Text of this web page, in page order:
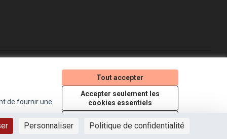
Personnaliser Politique de confidentialité
de fournir une
Tout accepter
Accepter seulement les
cookies essentiels
(Lien externe)
(Lien externe)
(Lien externe)
Licence Creative
(Lien externe)